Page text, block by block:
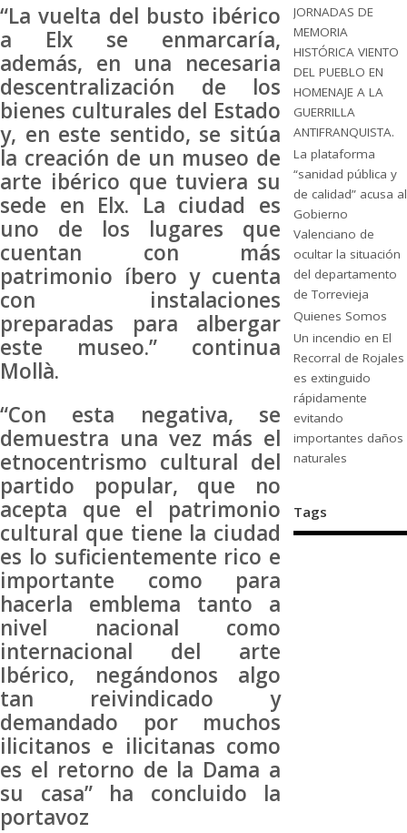
“La vuelta del busto ibérico
a Elx se enmarcaría,
además, en una necesaria
descentralización de los
bienes culturales del Estado
y, en este sentido, se sitúa
la creación de un museo de
arte ibérico que tuviera su
sede en Elx. La ciudad es
uno de los lugares que
cuentan con más
patrimonio íbero y cuenta
con instalaciones
preparadas para albergar
este museo.” continua
Mollà.
“Con esta negativa, se
demuestra una vez más el
etnocentrismo cultural del
partido popular, que no
acepta que el patrimonio
cultural que tiene la ciudad
es lo suficientemente rico e
importante como para
hacerla emblema tanto a
nivel nacional como
internacional del arte
Ibérico, negándonos algo
tan reivindicado y
demandado por muchos
ilicitanos e ilicitanas como
es el retorno de la Dama a
su casa” ha concluido la
portavoz
JORNADAS DE
MEMORIA
HISTÓRICA VIENTO
DEL PUEBLO EN
HOMENAJE A LA
GUERRILLA
ANTIFRANQUISTA.
La plataforma
“sanidad pública y
de calidad” acusa al
Gobierno
Valenciano de
ocultar la situación
del departamento
de Torrevieja
Quienes Somos
Un incendio en El
Recorral de Rojales
es extinguido
rápidamente
evitando
importantes daños
naturales
Tags